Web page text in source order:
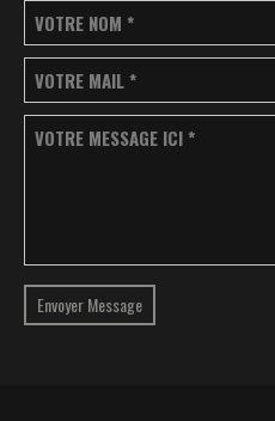
VOTRE NOM *
VOTRE MAIL *
VOTRE MESSAGE ICI *
Envoyer Message